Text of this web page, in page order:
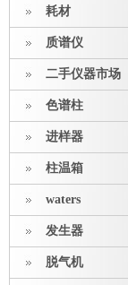
耗材
质谱仪
二手仪器市场
色谱柱
进样器
柱温箱
waters
发生器
脱气机